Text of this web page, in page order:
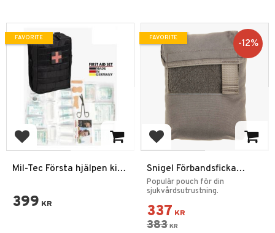
Add to favorites
Mil-Tec Första hjälpen kit
399 KR
FAVORITE
Add to favorites
Snigel Förbandsficka
Medic Pouch 17
Populär pouch för din
sjukvårdsutrustning.
337 KR
383 KR
12%
FAVORITE